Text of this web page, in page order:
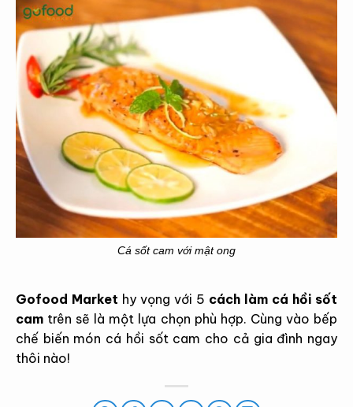
Cá sốt cam với mật ong
Gofood Market hy vọng với 5 cách làm cá hồi sốt
cam trên sẽ là một lựa chọn phù hợp. Cùng vào bếp
chế biến món cá hồi sốt cam cho cả gia đình ngay
thôi nào!